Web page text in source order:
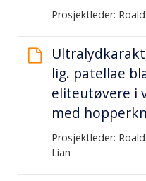
Prosjektleder:
lig. patellae
eliteutøvere i
med
Prosjektleder:
Lian